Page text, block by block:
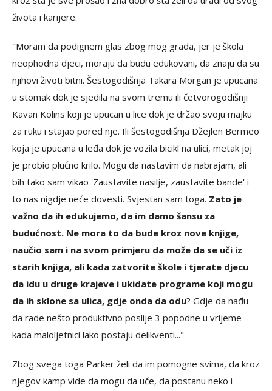
života i karijere.
"Moram da podignem glas zbog mog grada, jer je škola
neophodna djeci, moraju da budu edukovani, da znaju da su
njihovi životi bitni. Šestogodišnja Takara Morgan je upucana
u stomak dok je sjedila na svom tremu ili četvorogodišnji
Kavan Kolins koji je upucan u lice dok je držao svoju majku
za ruku i stajao pored nje. Ili šestogodišnja Džejlen Bermeo
koja je upucana u leđa dok je vozila bicikl na ulici, metak joj
je probio plućno krilo. Mogu da nastavim da nabrajam, ali
bih tako sam vikao 'Zaustavite nasilje, zaustavite bande' i
to nas nigdje neće dovesti. Svjestan sam toga. Zato je
važno da ih edukujemo, da im damo šansu za
budućnost. Ne mora to da bude kroz nove knjige,
naučio sam i na svom primjeru da može da se uči iz
starih knjiga, ali kada zatvorite škole i tjerate djecu
da idu u druge krajeve i ukidate programe koji mogu
da ih sklone sa ulica, gdje onda da odu? Gdje da nađu
da rade nešto produktivno poslije 3 popodne u vrijeme
kada maloljetnici lako postaju delikventi..."
Zbog svega toga Parker želi da im pomogne svima, da kroz
njegov kamp vide da mogu da uče, da postanu neko i